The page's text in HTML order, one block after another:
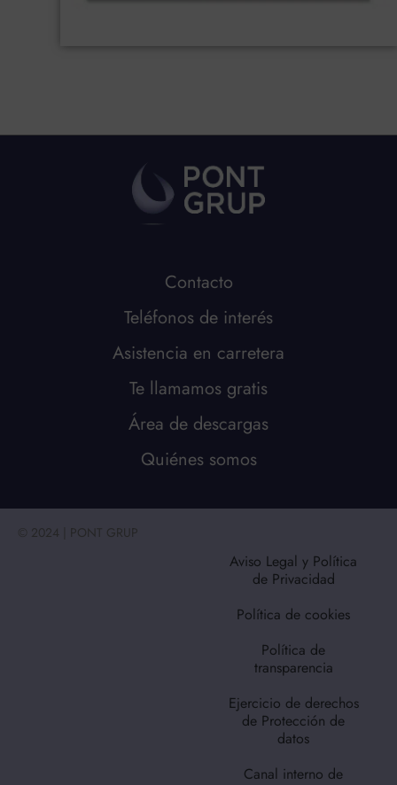
Contacto
Teléfonos de interés
Asistencia en carretera
Te llamamos gratis
Área de descargas
Quiénes somos
© 2024 | PONT GRUP
Aviso Legal y Política
de Privacidad
Política de cookies
Política de
transparencia
Ejercicio de derechos
de Protección de
datos
Canal interno de